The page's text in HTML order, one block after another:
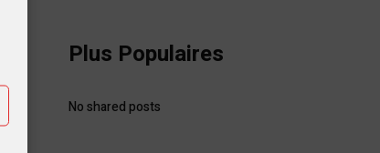
Plus Populaires
No shared posts